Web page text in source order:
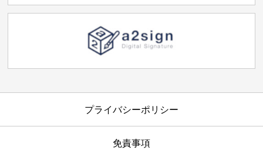
プライバシーポリシー
免責事項